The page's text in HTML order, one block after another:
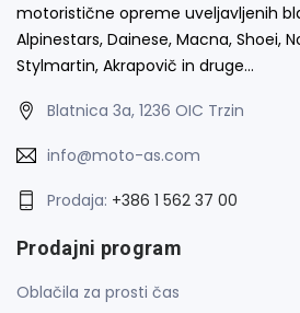
motoristične opreme uveljavljenih
Alpinestars, Dainese, Macna, Shoei,
Stylmartin, Akrapovič in druge…
Blatnica 3a, 1236 OIC Trzin
info@moto-as.com
Prodaja: +386 1 562 37 00
Prodajni program
Oblačila za prosti čas